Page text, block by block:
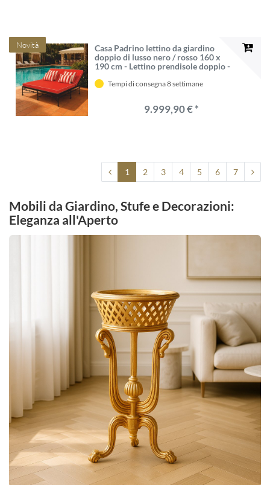
Novità
Casa Padrino lettino da giardino
doppio di lusso nero / rosso 160 x
190 cm - Lettino prendisole doppio -
Tempi di consegna 8 settimane
9.999,90 € *
1 2 3 4 5 6 7
Mobili da Giardino, Stufe e Decorazioni:
Eleganza all'Aperto